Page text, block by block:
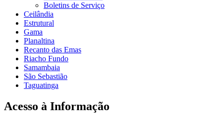
Boletins de Serviço
Ceilândia
Estrutural
Gama
Planaltina
Recanto das Emas
Riacho Fundo
Samambaia
São Sebastião
Taguatinga
Acesso à Informação